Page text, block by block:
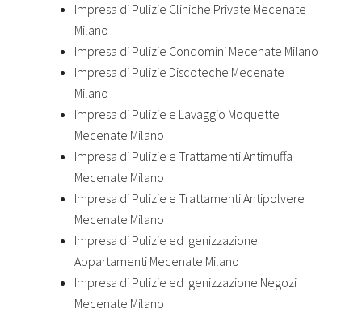
Impresa di Pulizie Cliniche Private Mecenate
Milano
Impresa di Pulizie Condomini Mecenate Milano
Impresa di Pulizie Discoteche Mecenate
Milano
Impresa di Pulizie e Lavaggio Moquette
Mecenate Milano
Impresa di Pulizie e Trattamenti Antimuffa
Mecenate Milano
Impresa di Pulizie e Trattamenti Antipolvere
Mecenate Milano
Impresa di Pulizie ed Igenizzazione
Appartamenti Mecenate Milano
Impresa di Pulizie ed Igenizzazione Negozi
Mecenate Milano